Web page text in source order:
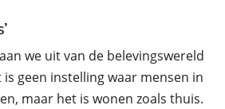
we uit van de belevingswereld
geen instelling waar mensen in
maar het is wonen zoals thuis.